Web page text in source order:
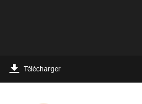
Télécharger